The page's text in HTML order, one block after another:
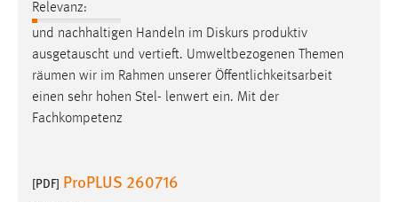
Relevanz:
und nachhaltigen Handeln im Diskurs produktiv
ausgetauscht und vertieft. Umweltbezogenen Themen
räumen wir im Rahmen unserer Öffentlichkeitsarbeit
einen sehr hohen Stel- lenwert ein. Mit der
Fachkompetenz
[PDF] ProPLUS 260716